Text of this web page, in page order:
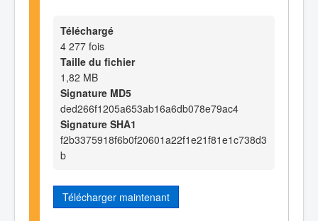
Téléchargé
4 277 fois
Taille du fichier
1,82 MB
Signature MD5
ded266f1205a653ab16a6db078e79ac4
Signature SHA1
f2b3375918f6b0f20601a22f1e21f81e1c738d3
b
Télécharger maintenant